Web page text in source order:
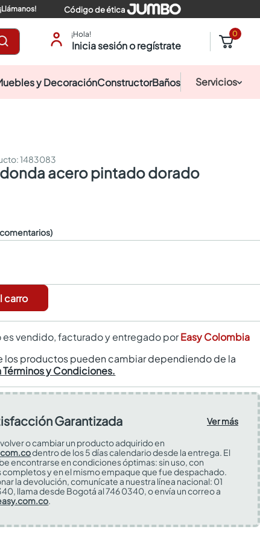
¡Llámanos! Código de ética
¡Hola!
Inicia sesión o regístrate
0
y DecoraciónConstructorBaños Servicios
:1483083
carro
vendido, facturado y entregado porEasy Colombia
los productos pueden cambiar dependiendo de la
Términos y Condiciones.
Garantizada
Ver más
o cambiar un producto adquirido en
dentro de los 5 días calendario desde la entrega. El
encontrarse en condiciones óptimas: sin uso, con
y en el mismo empaque que fue despachado.
la devolución, comunícate a nuestra línea nacional: 01
llama desde Bogotá al 746 0340, o envía un correo a
.